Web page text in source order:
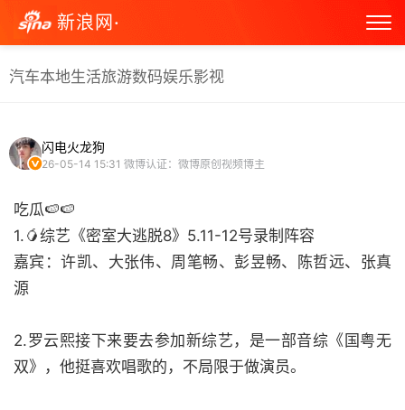
新浪网·
汽车本地生活旅游数码娱乐影视
闪电火龙狗
26-05-14 15:31 微博认证：微博原创视频博主
吃瓜🍉🍉
1.🥭综艺《密室大逃脱8》5.11-12号录制阵容
嘉宾：许凯、大张伟、周笔畅、彭昱畅、陈哲远、张真
源
2.罗云熙接下来要去参加新综艺，是一部音综《国粤无
双》，他挺喜欢唱歌的，不局限于做演员。